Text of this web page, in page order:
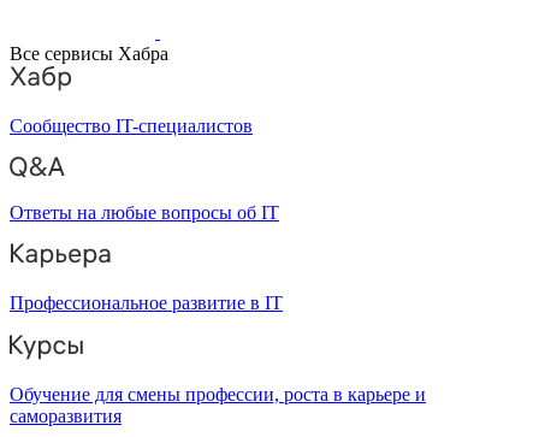
Все сервисы Хабра
Сообщество IT-специалистов
Ответы на любые вопросы об IT
Профессиональное развитие в IT
Обучение для смены профессии, роста в карьере и
саморазвития